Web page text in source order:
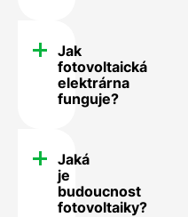
Jak
fotovoltaická
elektrárna
funguje?
Jaká
je
budoucnost
fotovoltaiky?